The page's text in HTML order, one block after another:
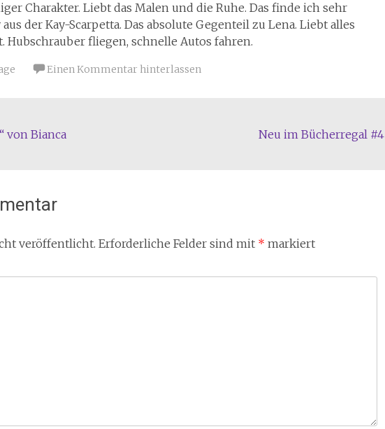
Charakter. Liebt das Malen und die Ruhe. Das finde ich sehr
der Kay-Scarpetta. Das absolute Gegenteil zu Lena. Liebt alles
Hubschrauber fliegen, schnelle Autos fahren.
Einen Kommentar hinterlassen
von Bianca
Neu im Bücherregal #4
veröffentlicht. Erforderliche Felder sind mit * markiert